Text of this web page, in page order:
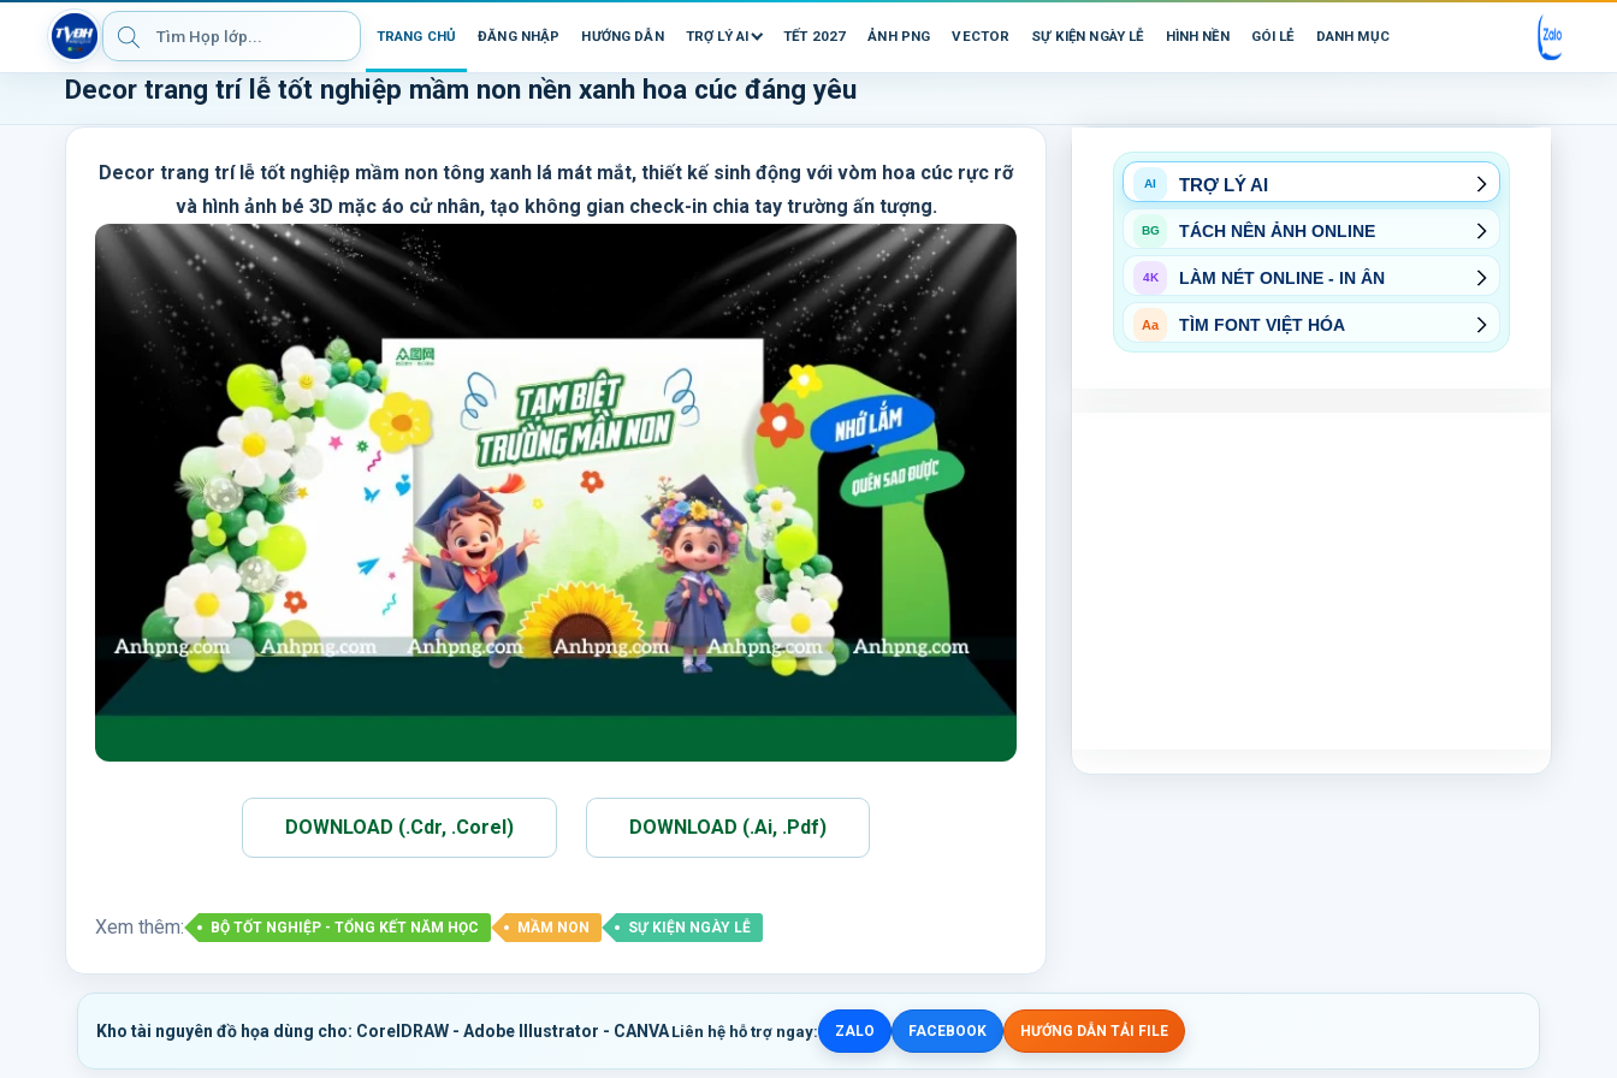
TRANG CHỦ ĐĂNG NHẬP HƯỚNG DẪN TRỢ LÝ AI TẾT 2027 ẢNH PNG VECTOR SỰ KIỆN NGÀY LỄ HÌNH NỀN GÓI LẺ DANH MỤC
Decor trang trí lễ tốt nghiệp mầm non nền xanh hoa cúc đáng yêu
Decor trang trí lễ tốt nghiệp mầm non tông xanh lá mát mắt, thiết kế sinh động với vòm hoa cúc rực rỡ
và hình ảnh bé 3D mặc áo cử nhân, tạo không gian check-in chia tay trường ấn tượng.
DOWNLOAD (.Cdr, .Corel) DOWNLOAD (.Ai, .Pdf)
Xem thêm: BỘ TỐT NGHIỆP - TỔNG KẾT NĂM HỌC MẦM NON SỰ KIỆN NGÀY LỄ
AI TRỢ LÝ AI
BG TÁCH NỀN ẢNH ONLINE
4K LÀM NÉT ONLINE - IN ẤN
Aa TÌM FONT VIỆT HÓA
Kho tài nguyên đồ họa dùng cho: CorelDRAW - Adobe Illustrator - CANVA Liên hệ hỗ trợ ngay: ZALO FACEBOOK HƯỚNG DẪN TẢI FILE